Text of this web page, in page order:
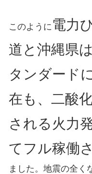
このように 電力
道と沖縄県
タンダード
在も、二酸
される火力
てフル稼働
ました。地震の全く